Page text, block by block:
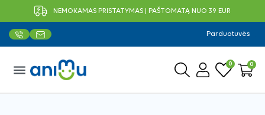
NEMOKAMAS PRISTATYMAS Į PAŠTOMATĄ NUO 39 EUR
Parduotuvės
menu 0 0